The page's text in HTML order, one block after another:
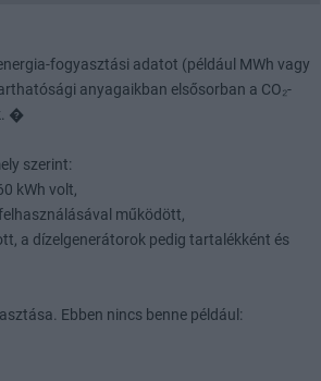
fogyasztási adatot (például MWh vagy
anyagaikban elsősorban a CO₂-
�
szerint:
kWh volt,
működött,
a dízelgenerátorok pedig tartalékként és
Ebben nincs benne például: